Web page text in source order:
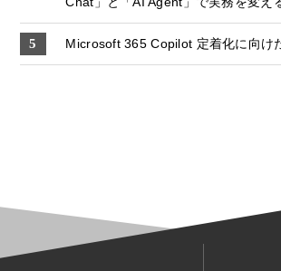
Microsoft 365 Copilot 定着化に向け